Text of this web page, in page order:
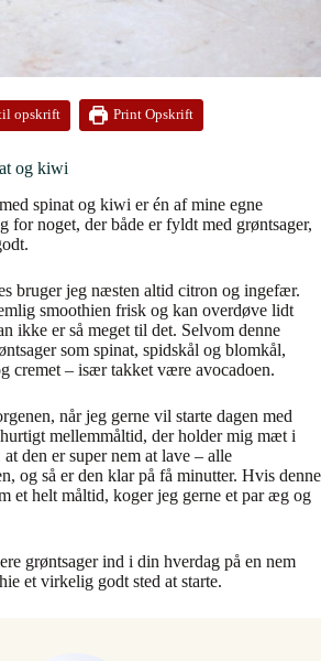
opskrift Print Opskrift
og kiwi
med spinat og kiwi er én af mine egne
for noget, der både er fyldt med grøntsager,
bruger jeg næsten altid citron og ingefær.
smoothien frisk og kan overdøve lidt
ikke er så meget til det. Selvom denne
som spinat, spidskål og blomkål,
cremet – især takket være avocadoen.
når jeg gerne vil starte dagen med
mellemmåltid, der holder mig mæt i
den er super nem at lave – alle
og så er den klar på få minutter. Hvis denne
et helt måltid, koger jeg gerne et par æg og
grøntsager ind i din hverdag på en nem
et virkelig godt sted at starte.